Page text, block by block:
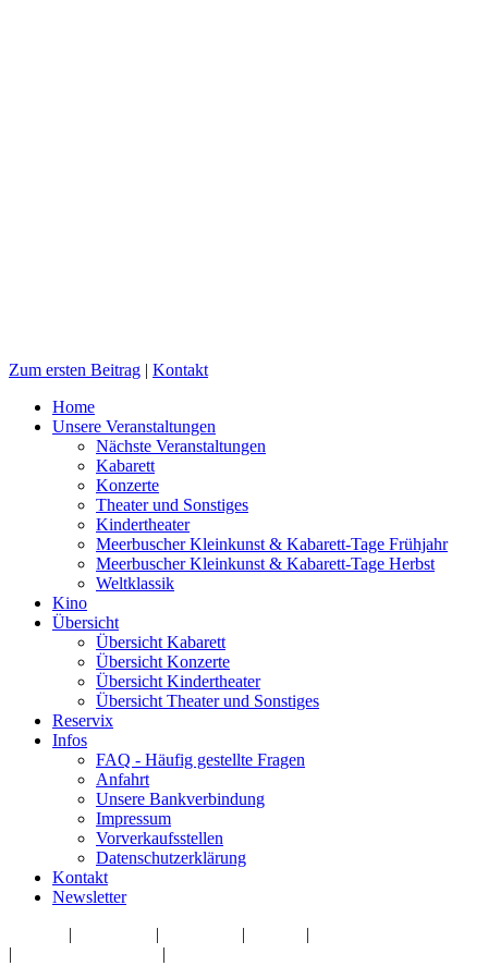
Zum ersten Beitrag | Kontakt
Home
Unsere Veranstaltungen
Nächste Veranstaltungen
Kabarett
Konzerte
Theater und Sonstiges
Kindertheater
Meerbuscher Kleinkunst & Kabarett-Tage Frühjahr
Meerbuscher Kleinkunst & Kabarett-Tage Herbst
Weltklassik
Kino
Übersicht
Übersicht Kabarett
Übersicht Konzerte
Übersicht Kindertheater
Übersicht Theater und Sonstiges
Reservix
Infos
FAQ - Häufig gestellte Fragen
Anfahrt
Unsere Bankverbindung
Impressum
Vorverkaufsstellen
Datenschutzerklärung
Kontakt
Newsletter
| | | |
|
|